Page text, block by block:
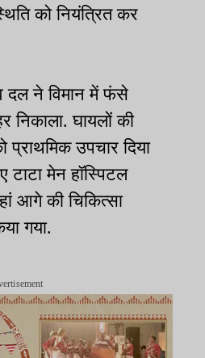
को नियंत्रित कर
दल ने विमान में फंसे
निकाला. घायलों की
प्राथमिक उपचार दिया
मेन हॉस्पिटल
आगे की चिकित्सा
गया.